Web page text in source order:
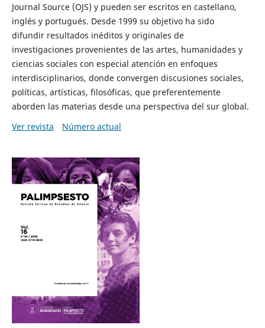
Journal Source (OJS) y pueden ser escritos en castellano,
inglés y portugués. Desde 1999 su objetivo ha sido
difundir resultados inéditos y originales de
investigaciones provenientes de las artes, humanidades y
ciencias sociales con especial atención en enfoques
interdisciplinarios, donde convergen discusiones sociales,
políticas, artísticas, filosóficas, que preferentemente
aborden las materias desde una perspectiva del sur global.
Ver revista
Número actual